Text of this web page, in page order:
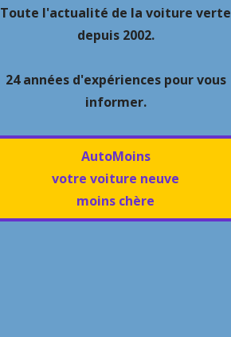
Toute l'actualité de la voiture verte
depuis 2002.
24 années d'expériences pour vous
informer.
AutoMoins
votre voiture neuve
moins chère